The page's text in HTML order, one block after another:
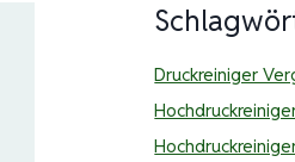
Druckreiniger